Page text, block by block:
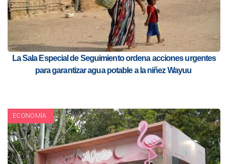
La Sala Especial de Seguimiento ordena acciones urgentes
para garantizar agua potable a la niñez Wayuu
ECONOMÍA